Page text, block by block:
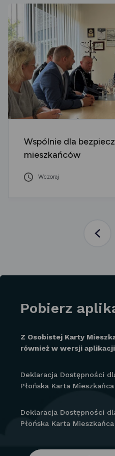
Wspólnie dla
mieszkańców
Wczoraj
Pobierz
Z Osobistej Karty
również w wersji
Deklaracja Dostępności
Płońska Karta
Deklaracja Dostępności
Płońska Karta